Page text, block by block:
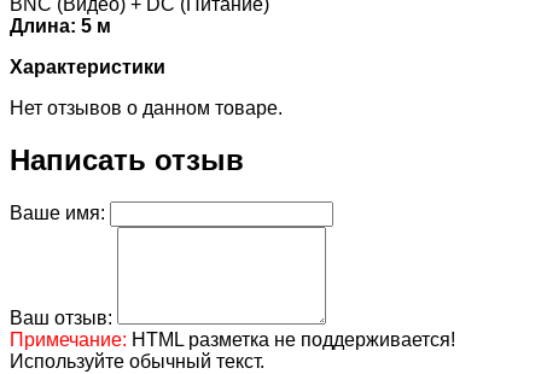
BNC (Видео) + DC (Питание)
Длина: 5 м
Характеристики
Нет отзывов о данном товаре.
Написать отзыв
Ваше имя:
Ваш отзыв:
Примечание: HTML разметка не поддерживается!
Используйте обычный текст.